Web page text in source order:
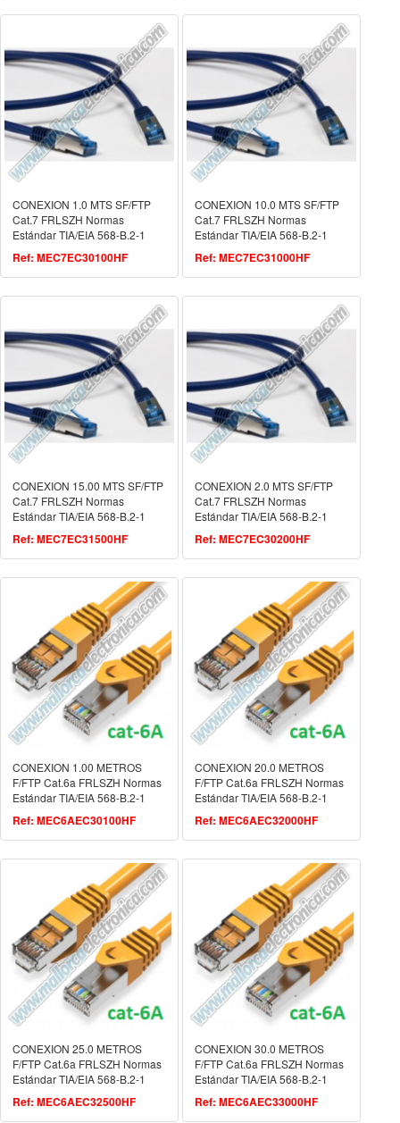
CONEXION 1.0 MTS SF/FTP
Cat.7 FRLSZH Normas
Estándar TIA/EIA 568-B.2-1
Ref: MEC7EC30100HF
CONEXION 10.0 MTS SF/FTP
Cat.7 FRLSZH Normas
Estándar TIA/EIA 568-B.2-1
Ref: MEC7EC31000HF
CONEXION 15.00 MTS SF/FTP
Cat.7 FRLSZH Normas
Estándar TIA/EIA 568-B.2-1
Ref: MEC7EC31500HF
CONEXION 2.0 MTS SF/FTP
Cat.7 FRLSZH Normas
Estándar TIA/EIA 568-B.2-1
Ref: MEC7EC30200HF
CONEXION 1.00 METROS
F/FTP Cat.6a FRLSZH Normas
Estándar TIA/EIA 568-B.2-1
Ref: MEC6AEC30100HF
CONEXION 20.0 METROS
F/FTP Cat.6a FRLSZH Normas
Estándar TIA/EIA 568-B.2-1
Ref: MEC6AEC32000HF
CONEXION 25.0 METROS
F/FTP Cat.6a FRLSZH Normas
Estándar TIA/EIA 568-B.2-1
Ref: MEC6AEC32500HF
CONEXION 30.0 METROS
F/FTP Cat.6a FRLSZH Normas
Estándar TIA/EIA 568-B.2-1
Ref: MEC6AEC33000HF